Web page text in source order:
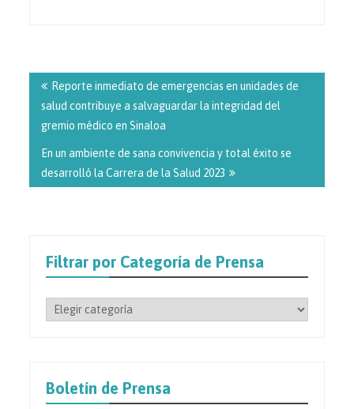
de
entradas
Reporte inmediato de emergencias en unidades de
salud contribuye a salvaguardar la integridad del
gremio médico en Sinaloa
En un ambiente de sana convivencia y total éxito se
desarrolló la Carrera de la Salud 2023
Filtrar por Categoría de Prensa
Filtrar
Prensa
Boletín de Prensa